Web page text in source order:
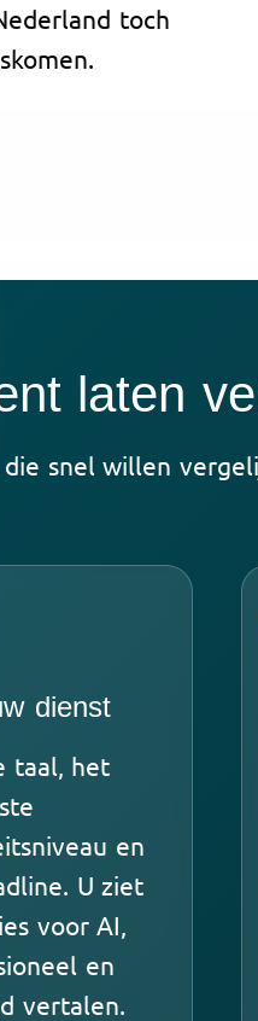
toch
laten
snel willen
dienst
taal, het
en
U ziet
voor AI,
en
vertalen.